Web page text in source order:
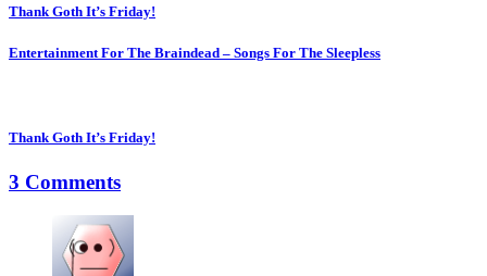
Thank Goth It’s Friday!
Entertainment For The Braindead – Songs For The Sleepless
Thank Goth It’s Friday!
3 Comments